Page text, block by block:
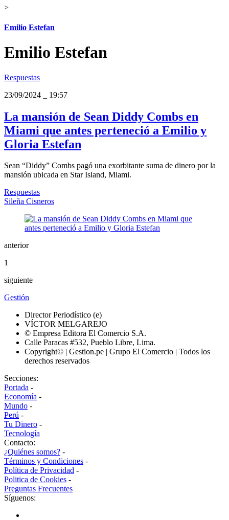
>
Emilio Estefan
Emilio Estefan
Respuestas
23/09/2024
19:57
La mansión de Sean Diddy Combs en
Miami que antes perteneció a Emilio y
Gloria Estefan
Sean “Diddy” Combs pagó una exorbitante suma de dinero por la
mansión ubicada en Star Island, Miami.
Respuestas
Sileña Cisneros
anterior
1
siguiente
Gestión
Director Periodístico (e)
VÍCTOR MELGAREJO
© Empresa Editora El Comercio S.A.
Calle Paracas #532, Pueblo Libre, Lima.
Copyright© | Gestion.pe | Grupo El Comercio | Todos los
derechos reservados
Secciones:
Portada -
Economía -
Mundo -
Perú -
Tu Dinero -
Tecnología
Contacto:
¿Quiénes somos? -
Términos y Condiciones -
Política de Privacidad -
Politica de Cookies -
Preguntas Frecuentes
Síguenos: